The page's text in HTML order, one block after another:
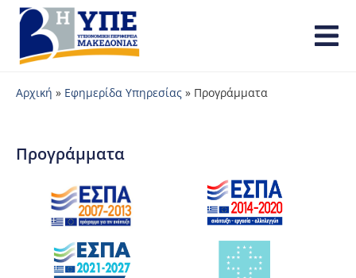
Αρχική » Εφημερίδα Υπηρεσίας » Προγράμματα
Προγράμματα